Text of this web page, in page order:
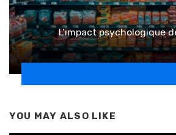
L’impact psychologique
YOU MAY ALSO LIKE